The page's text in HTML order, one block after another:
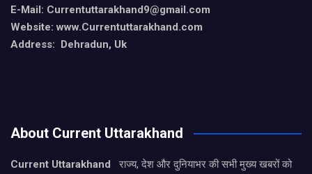
E-Mail: Currentuttarakhand9@gmail.com
Website: www.Currentuttarakhand.com
Address: Dehradun, Uk
About Current Uttarakhand
Current Uttarakhand राज्य, देश और दुनियाभर की सभी मुख्य खबरों को